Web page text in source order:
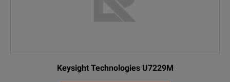
Keysight Technologies U7229M